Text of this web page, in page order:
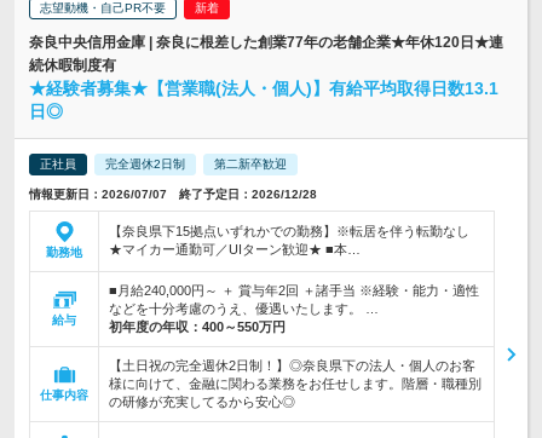
志望動機・自己PR不要
奈良中央信用金庫 | 奈良に根差した創業77年の老舗企業★年休120日★連
続休暇制度有
★経験者募集★【営業職(法人・個人)】有給平均取得日数13.1
日◎
正社員 完全週休2日制 第二新卒歓迎
情報更新日：2026/07/07 終了予定日：2026/12/28
勤務地
【奈良県下15拠点いずれかでの勤務】※転居を伴う転勤なし
★マイカー通勤可／UIターン歓迎★ ■本…
給与
■月給240,000円～ ＋ 賞与年2回 ＋諸手当 ※経験・能力・適性
などを十分考慮のうえ、優遇いたします。 …
初年度の年収： 400～550万円
仕事内容
【土日祝の完全週休2日制！】◎奈良県下の法人・個人のお客
様に向けて、金融に関わる業務をお任せします。階層・職種別
の研修が充実してるから安心◎